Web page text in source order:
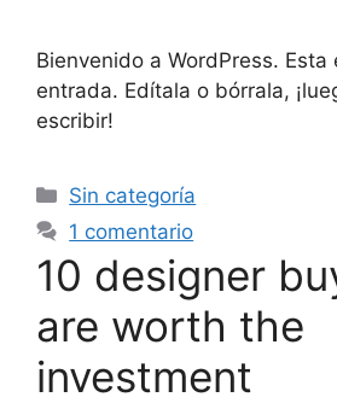
Bienvenido a WordPress. Esta
entrada. Edítala o bórrala,
escribir!
Categorías
Sin categoría
1 comentario
10 designer
are worth the
investment